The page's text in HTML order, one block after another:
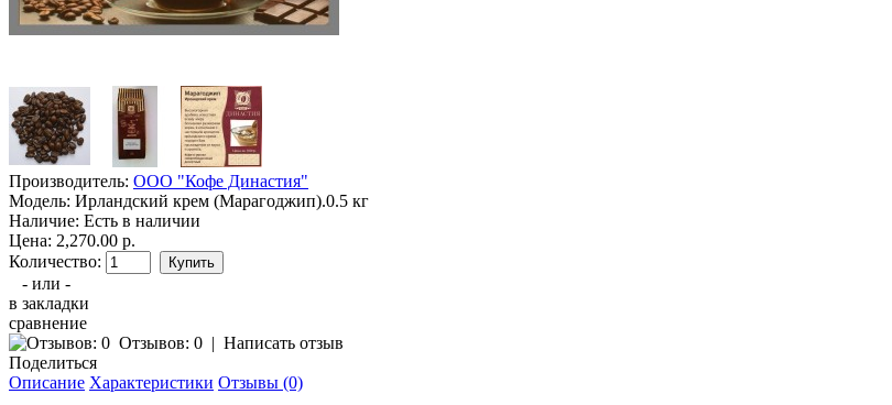
Производитель: ООО "Кофе Династия"
Модель: Ирландский крем (Марагоджип).0.5 кг
Наличие: Есть в наличии
Цена: 2,270.00 р.
Количество:
- или -
в закладки
сравнение
Отзывов: 0 | Написать отзыв
Поделиться
Описание Характеристики Отзывы (0)